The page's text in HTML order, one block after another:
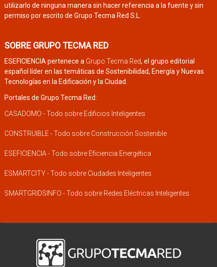
utilizarlo de ninguna manera sin hacer referencia a la fuente y sin
permiso por escrito de Grupo Tecma Red S.L.
SOBRE GRUPO TECMA RED
ESEFICIENCIA pertenece a Grupo Tecma Red, el grupo editorial
español líder en las temáticas de Sostenibilidad, Energía y Nuevas
Tecnologías en la Edificación y la Ciudad.
Portales de Grupo Tecma Red:
CASADOMO - Todo sobre Edificios Inteligentes
CONSTRUIBLE - Todo sobre Construcción Sostenible
ESEFICIENCIA - Todo sobre Eficiencia Energética
ESMARTCITY - Todo sobre Ciudades Inteligentes
SMARTGRIDSINFO - Todo sobre Redes Eléctricas Inteligentes